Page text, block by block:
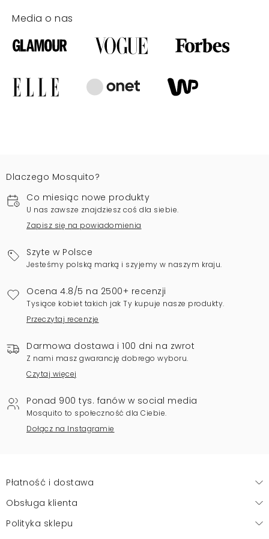
Media o nas
Dlaczego Mosquito?
Co miesiąc nowe produkty
U nas zawsze znajdziesz coś dla siebie.
Zapisz się na powiadomienia
Szyte w Polsce
Jesteśmy polską marką i szyjemy w naszym kraju.
Ocena 4.8/5 na 2500+ recenzji
Tysiące kobiet takich jak Ty kupuje nasze produkty.
Przeczytaj recenzje
Darmowa dostawa i 100 dni na zwrot
Z nami masz gwarancję dobrego wyboru.
Czytaj więcej
Ponad 900 tys. fanów w social media
Mosquito to społeczność dla Ciebie.
Dołącz na Instagramie
Płatność i dostawa
Obsługa klienta
Polityka sklepu